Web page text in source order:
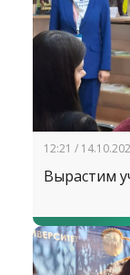
12:21 /
Вырастим